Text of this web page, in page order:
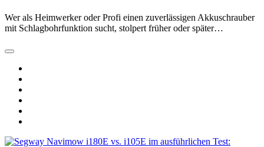
Wer als Heimwerker oder Profi einen zuverlässigen Akkuschrauber
mit Schlagbohrfunktion sucht, stolpert früher oder später…